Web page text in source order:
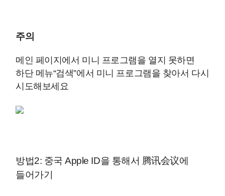
주의
메인 페이지에서 미니 프로그램을 열지 못하면
하단 메뉴“검색”에서 미니 프로그램을 찾아서 다시
시도해보세요
방법2: 중국 Apple ID을 통해서 腾讯会议에
들어가기